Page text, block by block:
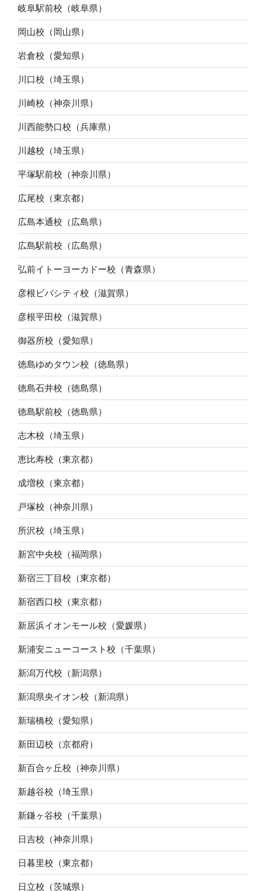
岐阜駅前校（岐阜県）
岡山校（岡山県）
岩倉校（愛知県）
川口校（埼玉県）
川崎校（神奈川県）
川西能勢口校（兵庫県）
川越校（埼玉県）
平塚駅前校（神奈川県）
広尾校（東京都）
広島本通校（広島県）
広島駅前校（広島県）
弘前イトーヨーカドー校（青森県）
彦根ビバシティ校（滋賀県）
彦根平田校（滋賀県）
御器所校（愛知県）
徳島ゆめタウン校（徳島県）
徳島石井校（徳島県）
徳島駅前校（徳島県）
志木校（埼玉県）
恵比寿校（東京都）
成増校（東京都）
戸塚校（神奈川県）
所沢校（埼玉県）
新宮中央校（福岡県）
新宿三丁目校（東京都）
新宿西口校（東京都）
新居浜イオンモール校（愛媛県）
新浦安ニューコースト校（千葉県）
新潟万代校（新潟県）
新潟県央イオン校（新潟県）
新瑞橋校（愛知県）
新田辺校（京都府）
新百合ヶ丘校（神奈川県）
新越谷校（埼玉県）
新鎌ヶ谷校（千葉県）
日吉校（神奈川県）
日暮里校（東京都）
日立校（茨城県）